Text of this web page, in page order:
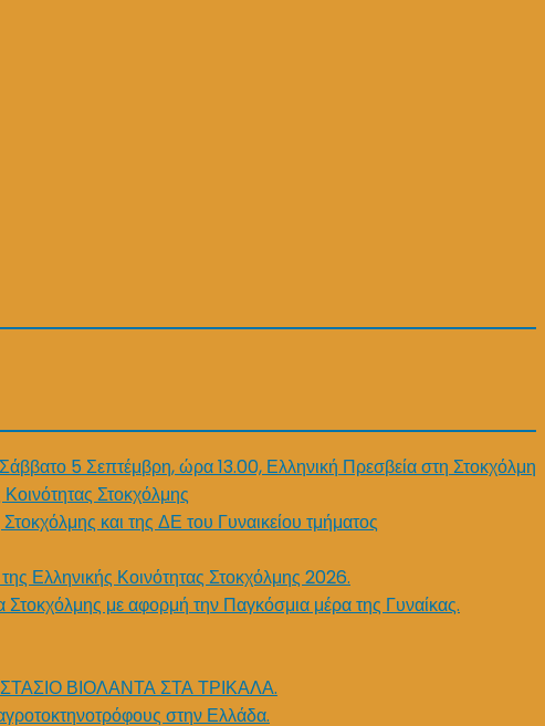
5 Σεπτέμβρη, ώρα 13.00, Ελληνική Πρεσβεία στη Στοκχόλμη
Στοκχόλμης
και της ΔΕ του Γυναικείου τμήματος
Ελληνικής Κοινότητας Στοκχόλμης 2026.
Στοκχόλμης με αφορμή την Παγκόσμια μέρα της Γυναίκας.
ΒΙΟΛΑΝΤΑ ΣΤΑ ΤΡΙΚΑΛΑ.
στην Ελλάδα.